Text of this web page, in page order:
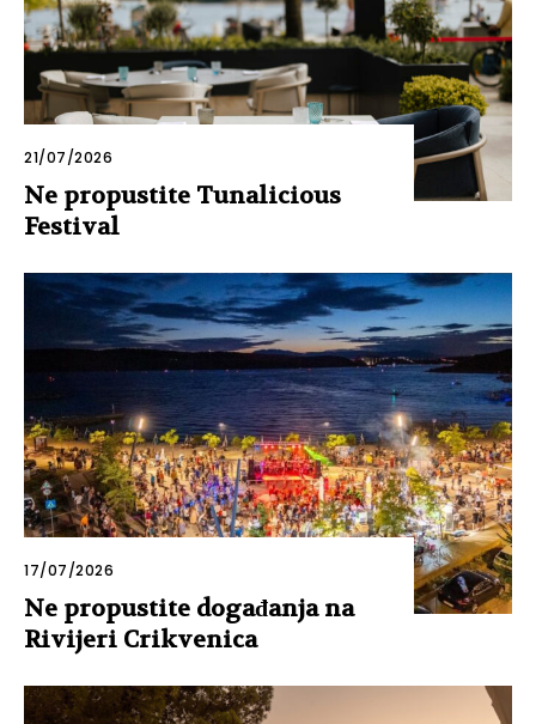
21/07/2026
Ne propustite Tunalicious
Festival
17/07/2026
Ne propustite događanja na
Rivijeri Crikvenica